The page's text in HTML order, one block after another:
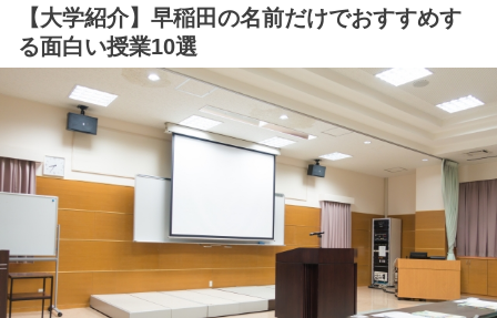
【大学紹介】早稲田の名前だけでおすすめす
る面白い授業10選